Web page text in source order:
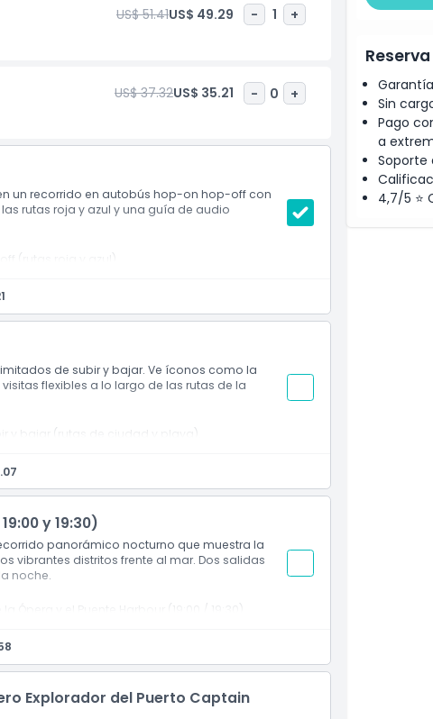
US$ 51.41US$ 49.29 - 1 +
US$ 37.32US$ 35.21 - 0 +
un recorrido en autobús hop-on hop-off con
rutas roja y azul y una guía de audio
(rutas roja y azul).
de subir y bajar. Ve íconos como la
flexibles a lo largo de las rutas de la
y bajar (rutas de ciudad y playa).
y 19:30)
panorámico nocturno que muestra la
vibrantes distritos frente al mar. Dos salidas
noche.
y el Puente Harbour (19:00 / 19:30).
Explorador del Puerto Captain
Sin
Pago
a
Soporte
4,7/5 ⭐